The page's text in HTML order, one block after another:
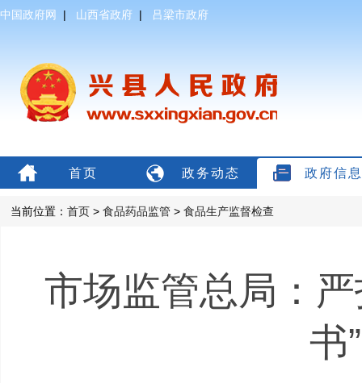
中国政府网 | 山西省政府 | 吕梁市政府
首页 政务动态 政府信
当前位置： 首页 > 食品药品监管 > 食品生产监督检查
市场监管总局：严
书